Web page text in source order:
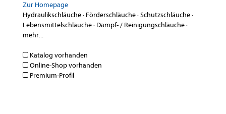
Zur Homepage
Hydraulikschläuche· Förderschläuche·Schutzschläuche·
Lebensmittelschläuche· Dampf- / Reinigungschläuche·
mehr...
Katalog vorhanden
Online-Shop vorhanden
Premium-Profil